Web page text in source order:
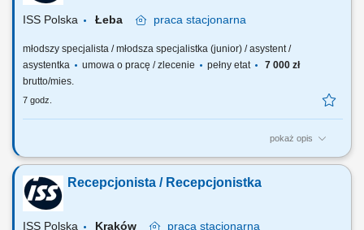
organizowanie spotkań i...
ISS Polska Łeba praca stacjonarna
młodszy specjalista / młodsza specjalistka (junior) / asystent /
asystentka
umowa o pracę / zlecenie pełny etat
7 000 zł
brutto/mies.
7 godz.
pokaż opis
Zakres obowiązków: Rejestracja odwiedzających i zarządzanie
Wsparcie przy wprowadzaniu i doradztwie dla odwiedzających.
Koordynacja rezerwacji sal konferencyjnych. Obsługa poczty, kurierów i
przesyłek. Ogólne wsparcie administracyjne.
Recepcjonista / Recepcjonistka
ISS Polska Kraków praca stacjonarna